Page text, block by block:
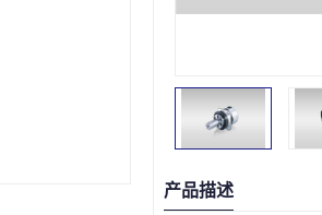
产品描述